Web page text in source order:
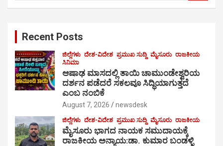
Recent Posts
ಜಿಲ್ಲೆಗಳು ದೇಶ-ವಿದೇಶ ಪ್ರಮುಖ ಸುದ್ದಿ ಮೈಸೂರು ರಾಜಕೀಯ
ಸಿನಿಮಾ
ಆಷಾಢ ಮಾಸದಲ್ಲಿ ತಾಯಿ ಚಾಮುಂಡೇಶ್ವರಿಯ
ದರ್ಶನ ಪಡೆದರೆ ಸಕಲವೂ ಸಿದ್ಧಿಯಾಗುತ್ತದೆ
ಎಂಬ ನಂಬಿಕೆ
August 7, 2026 newsdesk
ಜಿಲ್ಲೆಗಳು ದೇಶ-ವಿದೇಶ ಪ್ರಮುಖ ಸುದ್ದಿ ಮೈಸೂರು ರಾಜಕೀಯ
ಮೈಸೂರು ಭಾಗದ ನಾಯಕ ಸಮುದಾಯಕ್ಕೆ
ರಾಜಕೀಯ ಅನ್ಯಾಯ:ಡಾ. ಕುಮಾರ ಬಂಡಳ್ಳಿ